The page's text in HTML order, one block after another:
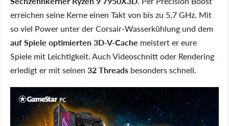
erreichen seine Kerne einen Takt von bis zu 5,7 GHz. Mit
so viel Power unter der Corsair-Wasserkühlung und dem
auf Spiele optimierten 3D-V-Cache meistert er eure
Spiele mit Leichtigkeit. Auch Videoschnitt oder Rendering
erledigt er mit seinen 32 Threads besonders schnell.